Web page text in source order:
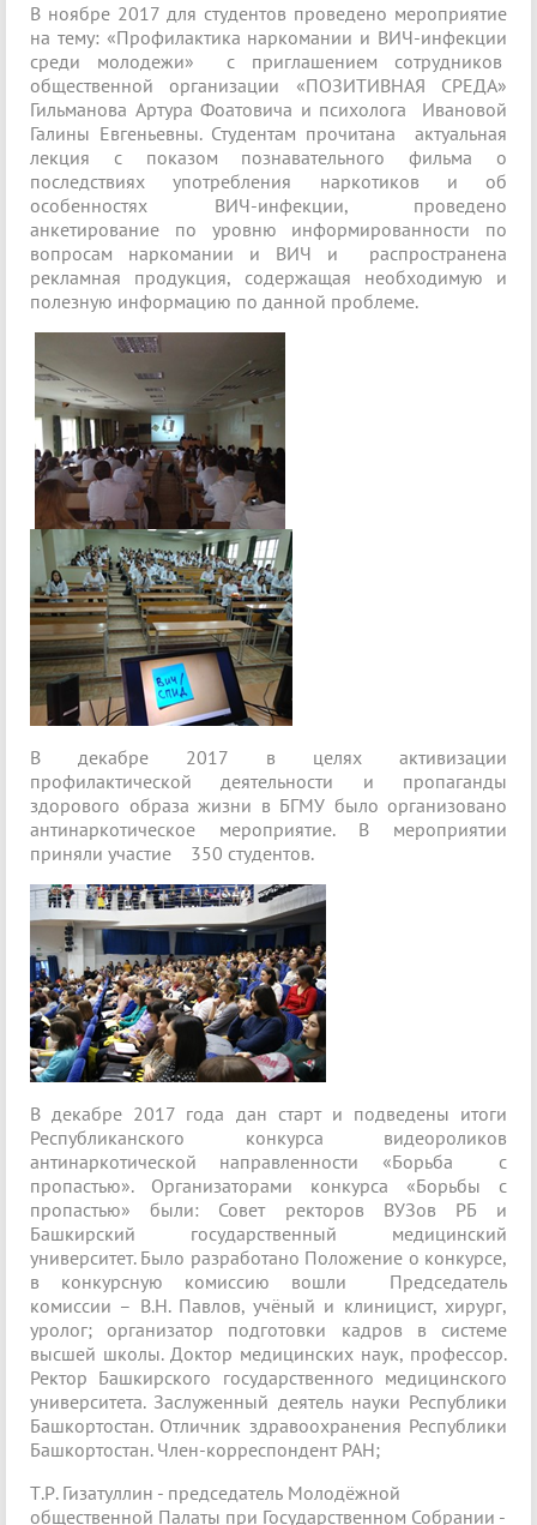
В ноябре 2017 для студентов проведено мероприятие
на тему: «Профилактика наркомании и ВИЧ-инфекции
среди молодежи» с приглашением сотрудников
общественной организации «ПОЗИТИВНАЯ СРЕДА»
Гильманова Артура Фоатовича и психолога Ивановой
Галины Евгеньевны. Студентам прочитана актуальная
лекция с показом познавательного фильма о
последствиях употребления наркотиков и об
особенностях ВИЧ-инфекции, проведено
анкетирование по уровню информированности по
вопросам наркомании и ВИЧ и распространена
рекламная продукция, содержащая необходимую и
полезную информацию по данной проблеме.
В декабре 2017 в целях активизации
профилактической деятельности и пропаганды
здорового образа жизни в БГМУ было организовано
антинаркотическое мероприятие. В мероприятии
приняли участие 350 студентов.
В декабре 2017 года дан старт и подведены итоги
Республиканского конкурса видеороликов
антинаркотической направленности «Борьба с
пропастью». Организаторами конкурса «Борьбы с
пропастью» были: Совет ректоров ВУЗов РБ и
Башкирский государственный медицинский
университет. Было разработано Положение о конкурсе,
в конкурсную комиссию вошли Председатель
комиссии – В.Н. Павлов, учёный и клиницист, хирург,
уролог; организатор подготовки кадров в системе
высшей школы. Доктор медицинских наук, профессор.
Ректор Башкирского государственного медицинского
университета. Заслуженный деятель науки Республики
Башкортостан. Отличник здравоохранения Республики
Башкортостан. Член-корреспондент РАН;
Т.Р. Гизатуллин - председатель Молодёжной
общественной Палаты при Государственном Собрании -